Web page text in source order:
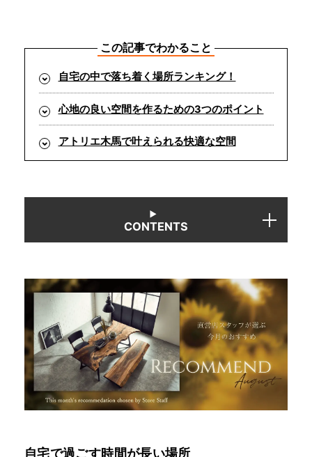
MOKUBA CHANNEL
よくあるご質問
お問い合わせ
この記事でわかること
自宅の中で落ち着く場所ランキング！
心地の良い空間を作るための3つのポイント
アトリエ木馬で叶えられる快適な空間
CONTENTS
自宅で過ごす時間が長い場所